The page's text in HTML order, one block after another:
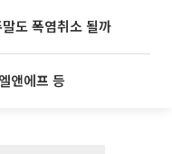
도 폭염취소 될까
앤에프 등